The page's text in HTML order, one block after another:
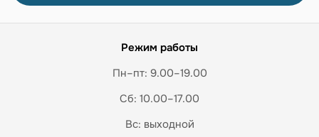
Режим работы
Пн–пт: 9.00–19.00
Сб: 10.00–17.00
Вс: выходной